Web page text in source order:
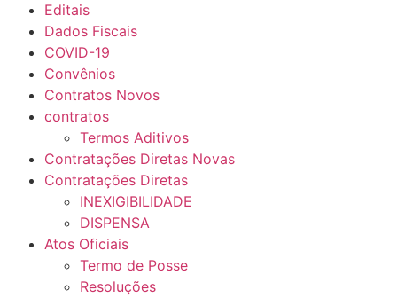
Editais
Dados Fiscais
COVID-19
Convênios
Contratos Novos
contratos
Termos Aditivos
Contratações Diretas Novas
Contratações Diretas
INEXIGIBILIDADE
DISPENSA
Atos Oficiais
Termo de Posse
Resoluções